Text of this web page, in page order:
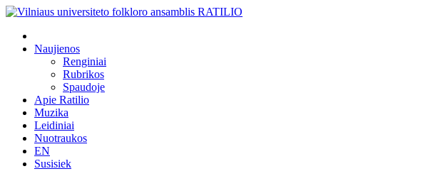
Naujienos
Renginiai
Rubrikos
Spaudoje
Apie Ratilio
Muzika
Leidiniai
Nuotraukos
EN
Susisiek